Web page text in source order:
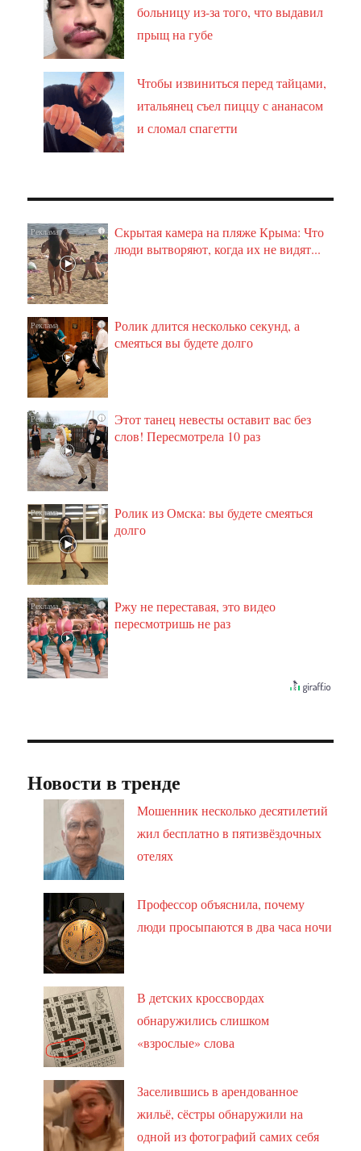
больницу из-за того, что выдавил
прыщ на губе
Чтобы извиниться перед тайцами,
итальянец съел пиццу с ананасом
и сломал спагетти
i
Скрытая камера на пляже Крыма: Что
люди вытворяют, когда их не видят...
i
Ролик длится несколько секунд, а
смеяться вы будете долго
i
Этот танец невесты оставит вас без
слов! Пересмотрела 10 раз
i
Ролик из Омска: вы будете смеяться
долго
i
Ржу не переставая, это видео
пересмотришь не раз
Новости в тренде
Мошенник несколько десятилетий
жил бесплатно в пятизвёздочных
отелях
Профессор объяснила, почему
люди просыпаются в два часа ночи
В детских кроссвордах
обнаружились слишком
«взрослые» слова
Заселившись в арендованное
жильё, сёстры обнаружили на
одной из фотографий самих себя